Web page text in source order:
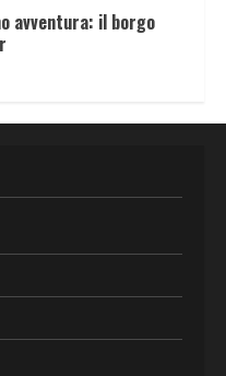
avventura: il borgo